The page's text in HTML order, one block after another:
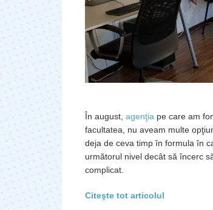
În august, agenţiape care am
facultatea, nu aveam multe
deja de ceva timp în formula în
următorul nivel decât să încerc
complicat.
Citeşte tot articolul